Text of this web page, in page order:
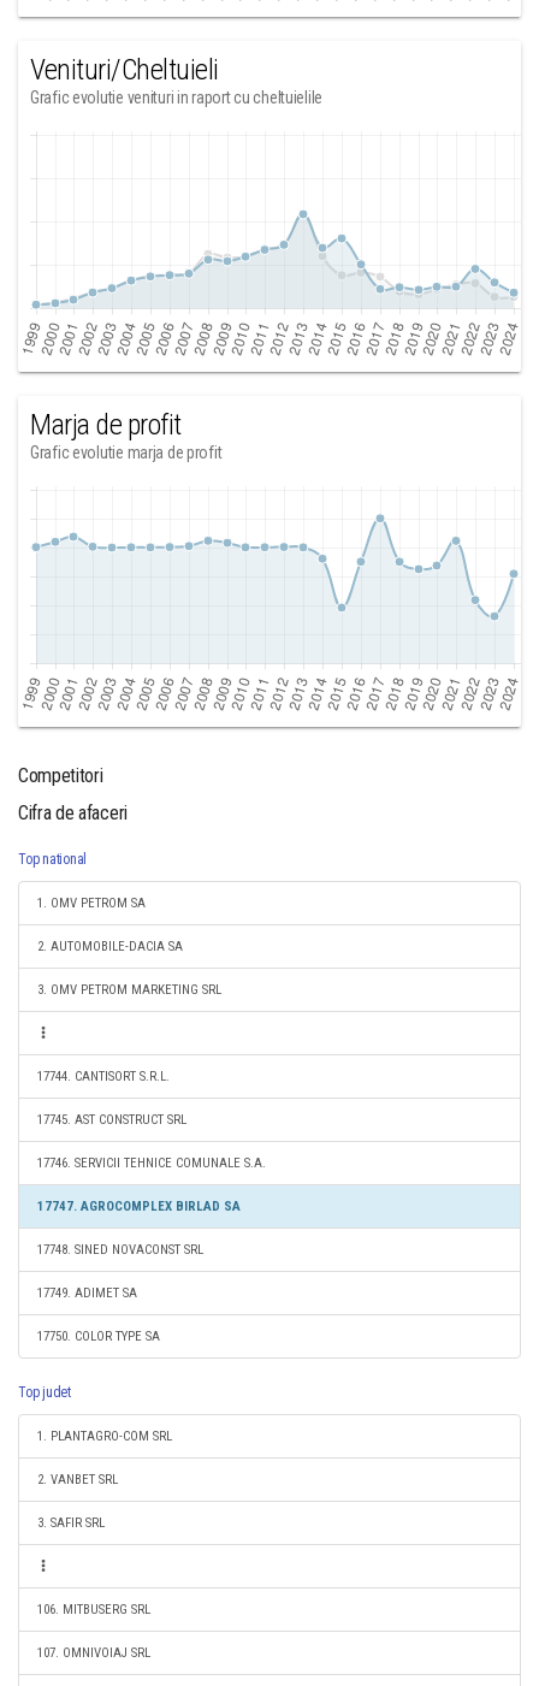
Venituri/Cheltuieli
Grafic evolutie venituri in raport cu cheltuielile
Marja de profit
Grafic evolutie marja de profit
Competitori
Cifra de afaceri
Top national
1. OMV PETROM SA
2. AUTOMOBILE-DACIA SA
3. OMV PETROM MARKETING SRL
17744. CANTISORT S.R.L.
17745. AST CONSTRUCT SRL
17746. SERVICII TEHNICE COMUNALE S.A.
17747. AGROCOMPLEX BIRLAD SA
17748. SINED NOVACONST SRL
17749. ADIMET SA
17750. COLOR TYPE SA
Top judet
1. PLANTAGRO-COM SRL
2. VANBET SRL
3. SAFIR SRL
106. MITBUSERG SRL
107. OMNIVOIAJ SRL